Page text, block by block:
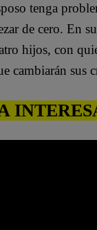
tenga
de cero. En
hijos, con
cambiarán sus